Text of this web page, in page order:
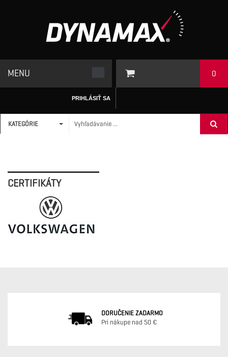
MENU 0
PRIHLÁSIŤ SA
KATEGÓRIE
ÚVODNÁ STRÁNKA
CERTIFIKÁTY
DORUČENIE ZADARMO
Pri nákupe nad 50 €